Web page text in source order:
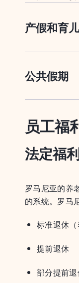
产假和育
公共假期
员工福
法定福利
罗马尼亚的养
的系统。罗马
标准退休（
提前退休
部分提前